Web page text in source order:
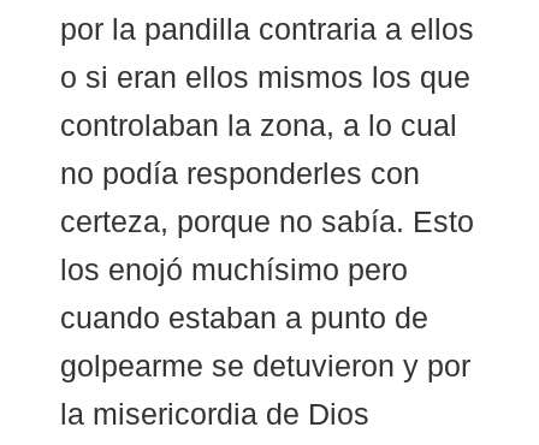
por la pandilla contraria a ellos
o si eran ellos mismos los que
controlaban la zona, a lo cual
no podía responderles con
certeza, porque no sabía. Esto
los enojó muchísimo pero
cuando estaban a punto de
golpearme se detuvieron y por
la misericordia de Dios